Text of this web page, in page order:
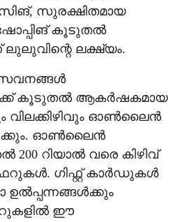
സുരക്ഷിതമായ
ഷോപ്പിങ് കൂടുതൽ
ലുലുവിന്റെ ലക്ഷ്യം.
കൂടുതൽ ആകർഷകമായ
ഓൺലൈൻ
ഓൺലൈൻ
200 റിയാൽ വരെ കിഴിവ്
ഗിഫ്റ്റ് കാർഡുകൾ
ഈ